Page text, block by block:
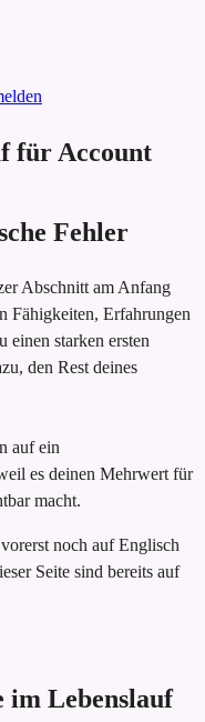
für Account
Fehler
Abschnitt am Anfang
Fähigkeiten, Erfahrungen
einen starken ersten
den Rest deines
auf ein
es deinen Mehrwert für
macht.
noch auf Englisch
Seite sind bereits auf
Lebenslauf